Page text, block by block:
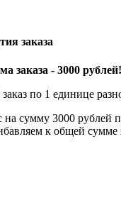
заказа
заказа - 3000 рублей!
по 1 единице
на сумму 3000 рублей
к общей сумме